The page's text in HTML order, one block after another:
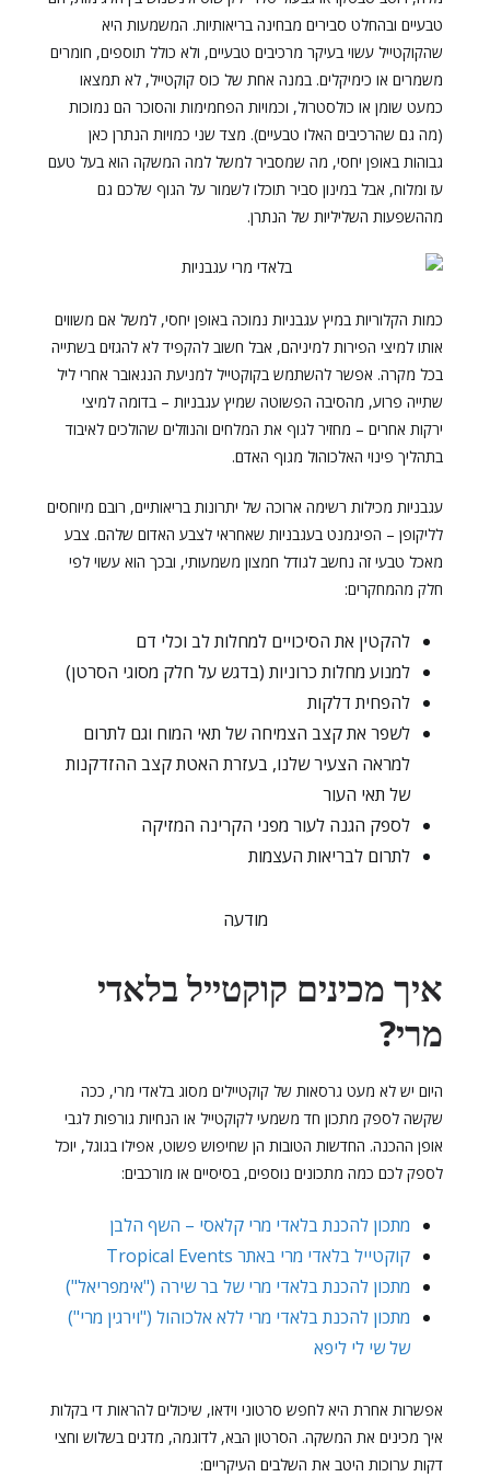
טבעיים ובהחלט סבירים מבחינה בריאותיות. המשמעות היא
שהקוקטייל עשוי בעיקר מרכיבים טבעיים, ולא כולל תוספים, חומרים
משמרים או כימיקלים. במנה אחת של כוס קוקטייל, לא תמצאו
כמעט שומן או כולסטרול, וכמויות הפחמימות והסוכר הם נמוכות
(מה גם שהרכיבים האלו טבעיים). מצד שני כמויות הנתרן כאן
גבוהות באופן יחסי, מה שמסביר למשל למה המשקה הוא בעל טעם
עז ומלוח, אבל במינון סביר תוכלו לשמור על הגוף שלכם גם
מההשפעות השליליות של הנתרן.
כמות הקלוריות במיץ עגבניות נמוכה באופן יחסי, למשל אם משווים
אותו למיצי הפירות למיניהם, אבל חשוב להקפיד לא להגזים בשתייה
בכל מקרה. אפשר להשתמש בקוקטייל למניעת הנגאובר אחרי ליל
שתייה פרוע, מהסיבה הפשוטה שמיץ עגבניות – בדומה למיצי
ירקות אחרים – מחזיר לגוף את המלחים והנוזלים שהולכים לאיבוד
בתהליך פינוי האלכוהול מגוף האדם.
עגבניות מכילות רשימה ארוכה של יתרונות בריאותיים, רובם מיוחסים
לליקופן – הפיגמנט בעגבניות שאחראי לצבע האדום שלהם. צבע
מאכל טבעי זה נחשב לגודל חמצון משמעותי, ובכך הוא עשוי לפי
חלק מהמחקרים:
להקטין את הסיכויים למחלות לב וכלי דם
למנוע מחלות כרוניות (בדגש על חלק מסוגי הסרטן)
להפחית דלקות
לשפר את קצב הצמיחה של תאי המוח וגם לתרום
למראה הצעיר שלנו, בעזרת האטת קצב ההזדקנות
של תאי העור
לספק הגנה לעור מפני הקרינה המזיקה
לתרום לבריאות העצמות
מודעה
איך מכינים קוקטייל בלאדי
מרי?
היום יש לא מעט גרסאות של קוקטיילים מסוג בלאדי מרי, ככה
שקשה לספק מתכון חד משמעי לקוקטייל או הנחיות גורפות לגבי
אופן ההכנה. החדשות הטובות הן שחיפוש פשוט, אפילו בגוגל, יוכל
לספק לכם כמה מתכונים נוספים, בסיסיים או מורכבים:
מתכון להכנת בלאדי מרי קלאסי – השף הלבן
קוקטייל בלאדי מרי באתר Tropical Events
מתכון להכנת בלאדי מרי של בר שירה ("אימפריאל")
מתכון להכנת בלאדי מרי ללא אלכוהול ("וירגין מרי")
של שי לי ליפא
אפשרות אחרת היא לחפש סרטוני וידאו, שיכולים להראות די בקלות
איך מכינים את המשקה. הסרטון הבא, לדוגמה, מדגים בשלוש וחצי
דקות ערוכות היטב את השלבים העיקריים: